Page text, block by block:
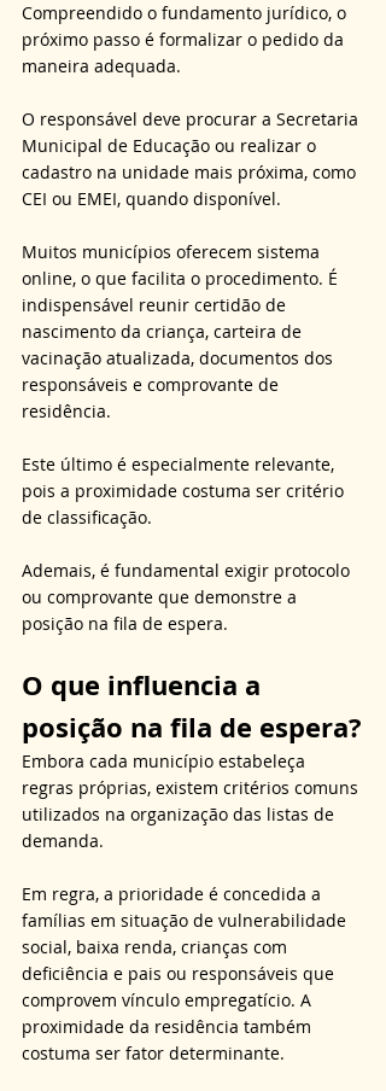
Compreendido o fundamento jurídico, o
próximo passo é formalizar o pedido da
maneira adequada.
O responsável deve procurar a Secretaria
Municipal de Educação ou realizar o
cadastro na unidade mais próxima, como
CEI ou EMEI, quando disponível.
Muitos municípios oferecem sistema
online, o que facilita o procedimento. É
indispensável reunir certidão de
nascimento da criança, carteira de
vacinação atualizada, documentos dos
responsáveis e comprovante de
residência.
Este último é especialmente relevante,
pois a proximidade costuma ser critério
de classificação.
Ademais, é fundamental exigir protocolo
ou comprovante que demonstre a
posição na fila de espera.
O que influencia a
posição na fila de espera?
Embora cada município estabeleça
regras próprias, existem critérios comuns
utilizados na organização das listas de
demanda.
Em regra, a prioridade é concedida a
famílias em situação de vulnerabilidade
social, baixa renda, crianças com
deficiência e pais ou responsáveis que
comprovem vínculo empregatício. A
proximidade da residência também
costuma ser fator determinante.